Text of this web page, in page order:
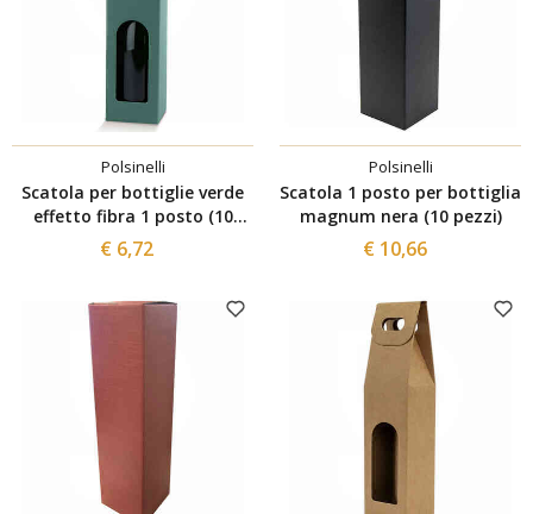
Polsinelli
Scatola per bottiglie verde
effetto fibra 1 posto (10
pezzi)
€ 6,72
Polsinelli
Scatola 1 posto per bottiglia
magnum nera (10 pezzi)
€ 10,66